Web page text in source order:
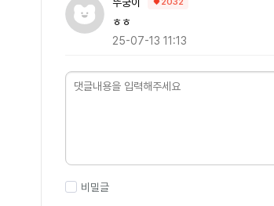
ㅎㅎ
25-07-13 11:13
비밀글